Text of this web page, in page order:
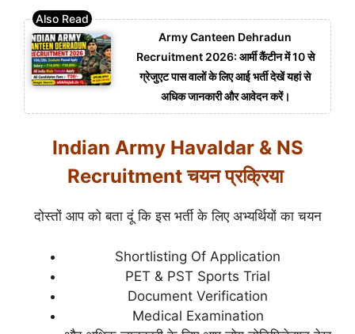
Army Canteen Dehradun
Recruitment 2026: आर्मी कैंटीन में 10 से
ग्रेजुएट पास वालों के लिए आई भर्ती देखें यहां से
अधिक जानकारी और आवेदन करें।
Indian Army Havaldar & NS
Recruitment चयन प्रक्रिया
दोस्तों आप को बता दूं कि इस भर्ती के लिए अभ्यर्थियों का चयन
Shortlisting Of Application
PET & PST Sports Trial
Document Verification
Medical Examination